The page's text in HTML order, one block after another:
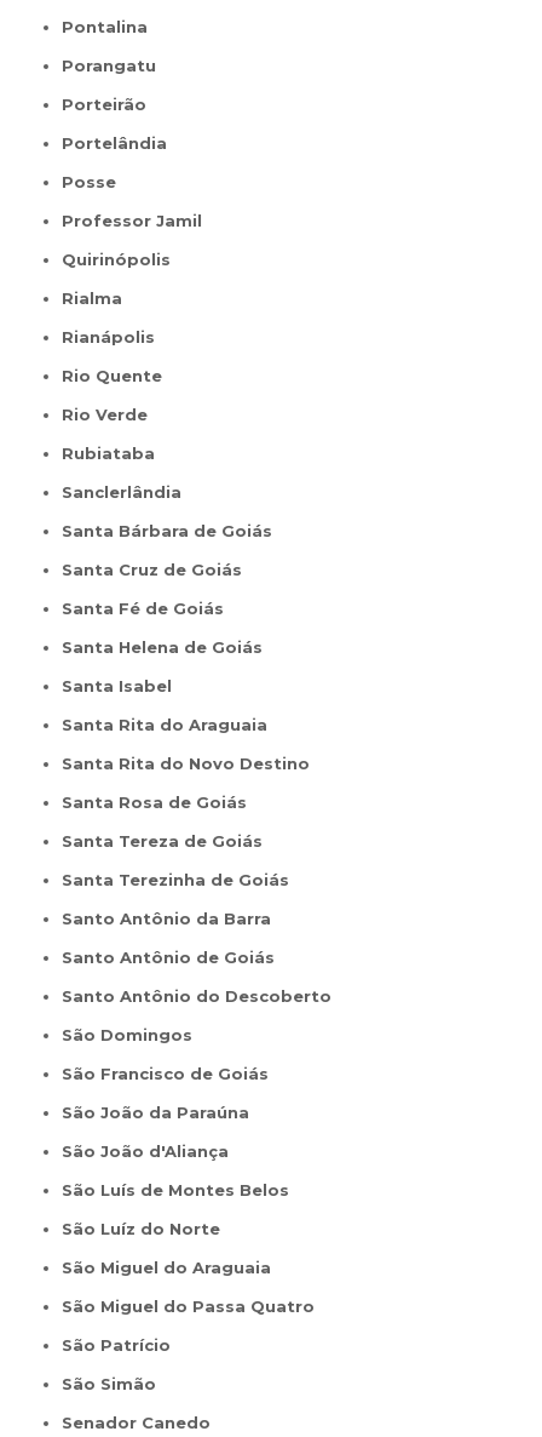
Pontalina
Porangatu
Porteirão
Portelândia
Posse
Professor Jamil
Quirinópolis
Rialma
Rianápolis
Rio Quente
Rio Verde
Rubiataba
Sanclerlândia
Santa Bárbara de Goiás
Santa Cruz de Goiás
Santa Fé de Goiás
Santa Helena de Goiás
Santa Isabel
Santa Rita do Araguaia
Santa Rita do Novo Destino
Santa Rosa de Goiás
Santa Tereza de Goiás
Santa Terezinha de Goiás
Santo Antônio da Barra
Santo Antônio de Goiás
Santo Antônio do Descoberto
São Domingos
São Francisco de Goiás
São João da Paraúna
São João d'Aliança
São Luís de Montes Belos
São Luíz do Norte
São Miguel do Araguaia
São Miguel do Passa Quatro
São Patrício
São Simão
Senador Canedo